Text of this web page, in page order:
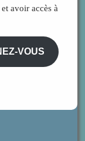
avoir accès à
VOUS